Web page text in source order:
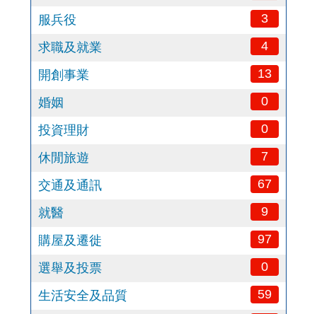
服兵役 3
求職及就業 4
開創事業 13
婚姻 0
投資理財 0
休閒旅遊 7
交通及通訊 67
就醫 9
購屋及遷徙 97
選舉及投票 0
生活安全及品質 59